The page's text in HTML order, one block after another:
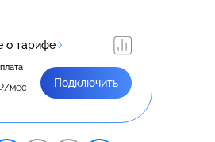
о тарифе
мес Подключить